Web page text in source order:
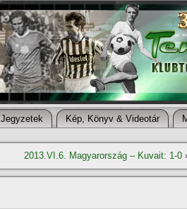
Jegyzetek Kép, Könyv & Videotár
2013.VI.6. Magyarország – Kuvait: 1-0